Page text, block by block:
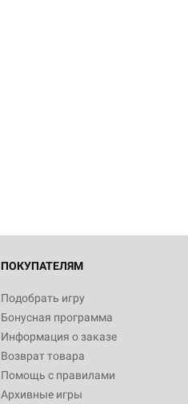
ПОКУПАТЕЛЯМ
Подобрать игру
Бонусная программа
Информация о заказе
Возврат товара
Помощь с правилами
Архивные игры